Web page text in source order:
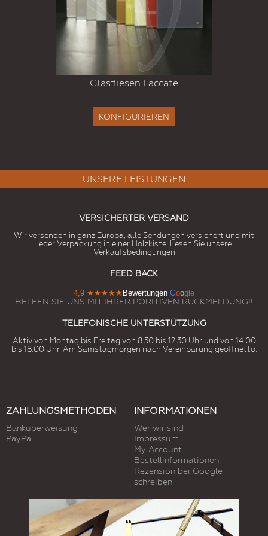
Glasfliesen Laccate
KONFIGURIEREN
UNSERE LEISTUNGEN
VERSICHERTER VERSAND
Wir versenden in ganz Europa, alle Sendungen versichert und mit
jeder Verpackung in einer Holzkiste. Lesen Sie unsere
Verkaufsbedingungen
FEED BACK
4,9 ★★★★★ Bewertungen Goog e
HELFEN SIE UNS MIT IHRER PORITIVEN RUCKMELDUNG!!
TELEFONISCHE UNTERSTÜTZUNG
Aktiv von Montag bis Freitag von 8.30 bis 12.30 Uhr und von 14.00
bis 18.00 Uhr. Am Samstagmorgen nach Vereinbarung geöffnetto.
ZAHLUNGSMETHODEN
Banküberweisung
PayPal
INFORMATIONEN
Wer wir sind
Impressum
My Account
Bestellinformationen
Rezension bei Google
schreiben